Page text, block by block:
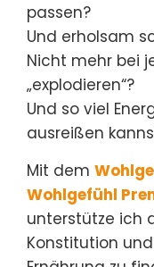
passen?
Und erholsam
Nicht mehr bei
„explodieren“?
Und so viel
ausreißen
Mit dem
Wohlgefühl
unterstütze ich
Konstitution